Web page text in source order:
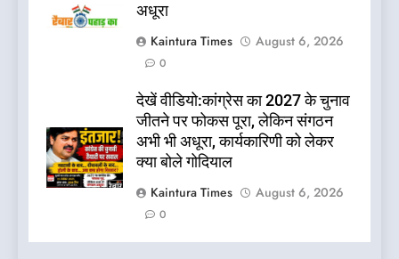
अधूरा
Kaintura Times
August 6, 2026
0
देखें वीडियो:कांग्रेस का 2027 के चुनाव
जीतने पर फोकस पूरा, लेकिन संगठन
अभी भी अधूरा, कार्यकारिणी को लेकर
क्या बोले गोदियाल
Kaintura Times
August 6, 2026
0